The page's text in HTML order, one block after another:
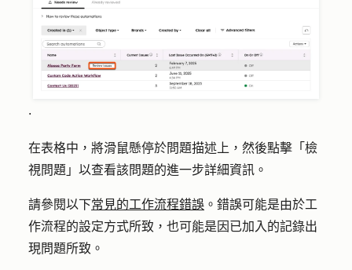
.
在表格中，將滑鼠懸停於問題描述上，然後點擊「 檢
視問題 」以查看該問題的進一步詳細資訊。
請參閱以下常見的工作流程錯誤 。錯誤可能是由於工
作流程的設定方式所致，也可能是因已加入的記錄出
現問題所致。